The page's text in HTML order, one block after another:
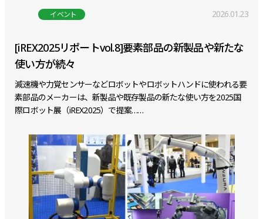
イベント 2026.01.23
[iREX2025リポートvol.8]要素部品の新製品や新たな
使い方が続々
減速機や力覚センサーなどロボットやロボットハンドに使われる要
素部品のメーカーは、新製品や既存製品の新たな使い方を2025国
際ロボット展（iREX2025）で提案……